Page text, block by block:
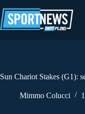
al
contenuto
Sun Chariot Stakes (G1):
Mimmo Colucci